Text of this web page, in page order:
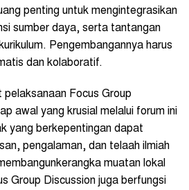
penting untuk mengintegrasikan
sumber daya, serta tantangan
Pengembangannya harus
dan kolaboratif.
Focus Group
awal yang krusial melalui forum ini
yang berkepentingan dapat
pengalaman, dan telaah ilmiah
muatan lokal
Group Discussion juga berfungsi